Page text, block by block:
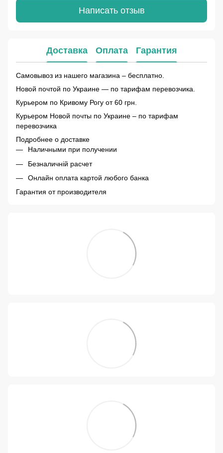
Написать отзыв
Доставка Оплата Гарантия
Самовывоз из нашего магазина – бесплатно.
Новой почтой по Украине — по тарифам перевозчика.
Курьером по Кривому Рогу от 60 грн.
Курьером Новой почты по Украине – по тарифам
перевозчика
Подробнее о доставке
Наличными при получении
Безналичній расчет
Онлайн оплата картой любого банка
Гарантия от производителя